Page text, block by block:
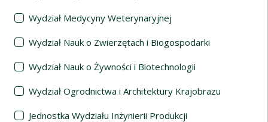
Wydział Medycyny Weterynaryjnej
Wydział Nauk o Zwierzętach i Biogospodarki
Wydział Nauk o Żywności i Biotechnologii
Wydział Ogrodnictwa i Architektury Krajobrazu
Jednostka Wydziału Inżynierii Produkcji